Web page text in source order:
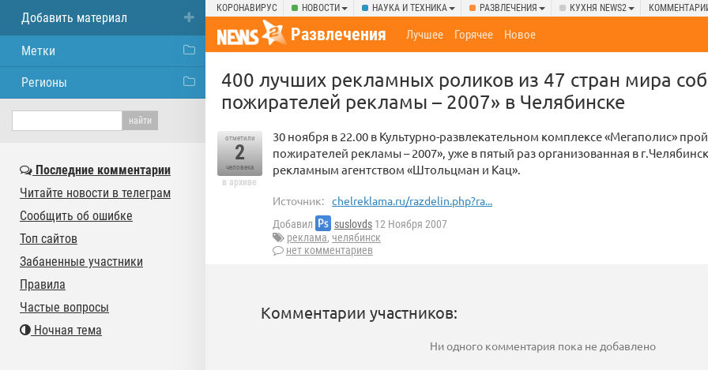
КОРОНАВИРУС НОВОСТИ НАУКА И ТЕХНИКА РАЗВЛЕЧЕНИЯ КУХНЯ NEWS2
Развлечения Лучшее Горячее Новое
400 лучших рекламных роликов из 47 стран мира
пожирателей рекламы – 2007» в Челябинске
отметили
2
человека
в архиве
30 ноября в 22.00 в Культурно-развлекательном комплексе «Мегаполис»
пожирателей рекламы – 2007», уже в пятый раз организованная в г.Челябинск
рекламным агентством «Штольцман и Кац».
Источник: chelreklama.ru/razdelin.php?ra...
Добавил suslovds 12 Ноября 2007
реклама, челябинск
нет комментариев
Комментарии участников:
Ни одного комментария пока не добавлено
Добавить материал
Метки
Регионы
Последние комментарии
Читайте новости в телеграм
Сообщить об ошибке
Топ сайтов
Забаненные участники
Правила
Частые вопросы
Ночная тема